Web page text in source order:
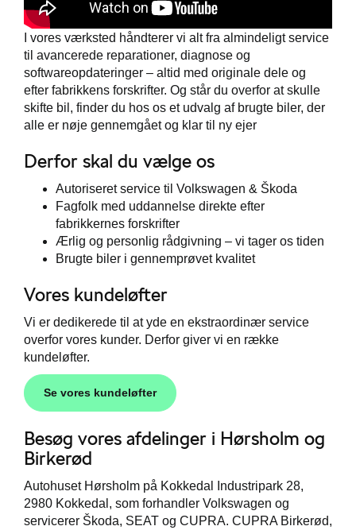
I vores værksted håndterer vi alt fra almindeligt service
til avancerede reparationer, diagnose og
softwareopdateringer – altid med originale dele og
efter fabrikkens forskrifter. Og står du overfor at skulle
skifte bil, finder du hos os et udvalg af brugte biler, der
alle er nøje gennemgået og klar til ny ejer
Derfor skal du vælge os
Autoriseret service til Volkswagen & Škoda
Fagfolk med uddannelse direkte efter
fabrikkernes forskrifter
Ærlig og personlig rådgivning – vi tager os tiden
Brugte biler i gennemprøvet kvalitet
Vores kundeløfter
Vi er dedikerede til at yde en ekstraordinær service
overfor vores kunder. Derfor giver vi en række
kundeløfter.
Se vores kundeløfter
Besøg vores afdelinger i Hørsholm og
Birkerød
Autohuset Hørsholm på Kokkedal Industripark 28,
2980 Kokkedal, som forhandler Volkswagen og
servicerer Škoda, SEAT og CUPRA. CUPRA Birkerød,